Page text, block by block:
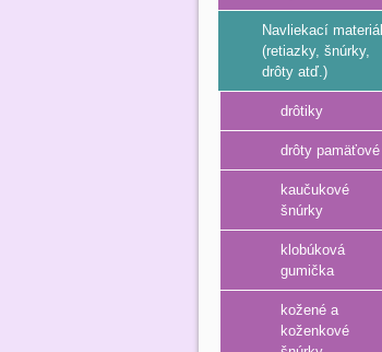
Navliekací materiál
(retiazky, šnúrky,
drôty atď.)
drôtiky
drôty pamäťové
kaučukové
šnúrky
klobúková
gumička
kožené a
koženkové